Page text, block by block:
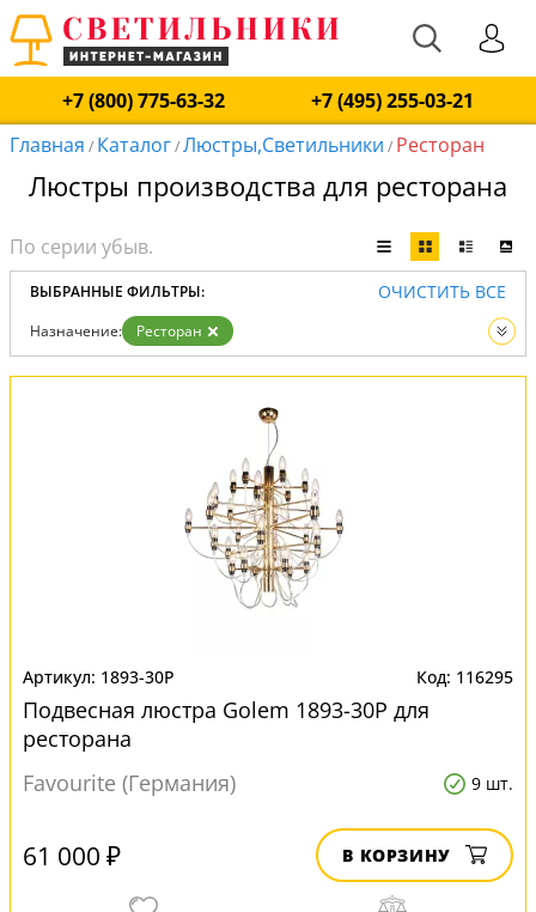
+7 (800) 775-63-32
+7 (495) 255-03-21
Главная / Каталог/Люстры,Светильники / Ресторан
Люстры производства для ресторана
ВЫБРАННЫЕ ФИЛЬТРЫ: ОЧИСТИТЬ ВСЕ
Назначение:
Ресторан
Вид:
Люстры Светильники
1893-30P 116295
Подвесная люстра Golem 1893-30P для
ресторана
Favourite (Германия)
9 шт.
61 000 ₽ В КОРЗИНУ